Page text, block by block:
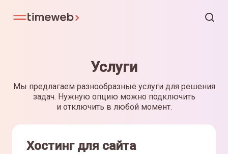
Услуги
Мы предлагаем разнообразные услуги для решения
задач. Нужную опцию можно подключить
и отключить в любой момент.
Хостинг для сайта